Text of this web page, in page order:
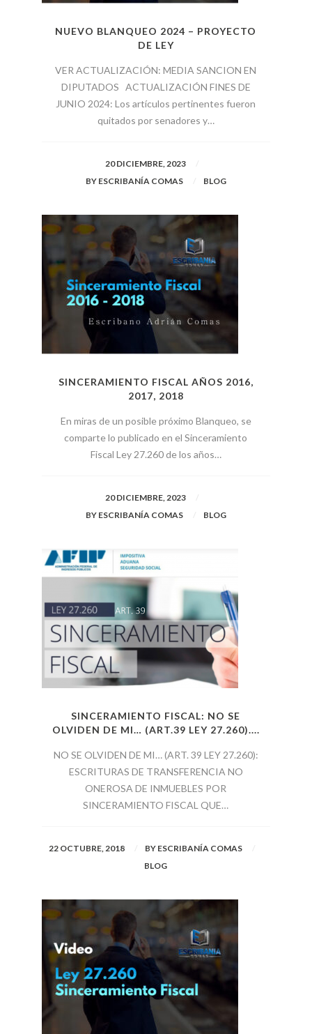
NUEVO BLANQUEO 2024 – PROYECTO
DE LEY
VER ACTUALIZACIÓN: MEDIA SANCION EN
DIPUTADOS ACTUALIZACIÓN FINES DE
JUNIO 2024: Los artículos pertinentes fueron
quitados por senadores y…
20 DICIEMBRE, 2023
BYESCRIBANÍA COMAS BLOG
SINCERAMIENTO FISCAL AÑOS 2016,
2017, 2018
En miras de un posible próximo Blanqueo, se
comparte lo publicado en el Sinceramiento
Fiscal Ley 27.260 de los años…
20 DICIEMBRE, 2023
BYESCRIBANÍA COMAS BLOG
SINCERAMIENTO FISCAL: NO SE
OLVIDEN DE MI… (ART.39 LEY 27.260)....
NO SE OLVIDEN DE MI… (ART. 39 LEY 27.260):
ESCRITURAS DE TRANSFERENCIA NO
ONEROSA DE INMUEBLES POR
SINCERAMIENTO FISCAL QUE…
22 OCTUBRE, 2018 BY ESCRIBANÍA COMAS
BLOG